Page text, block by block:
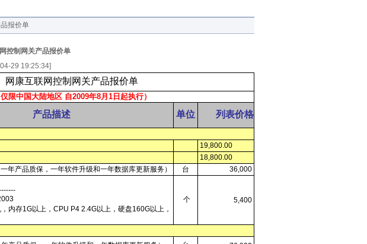
报价单
控制网关产品报价单
29 19:25:34]
网康互联网控制网关产品报价单
仅限中国大陆地区 自2009年8月1日起执行）
产品描述 单位 列表价格
19,800.00
18,800.00
年产品质保，一年软件升级和一年数据库更新服务） 台 36,000
内存1G以上，CPU P4 2.4G以上，硬盘160G以上，
个 5,400